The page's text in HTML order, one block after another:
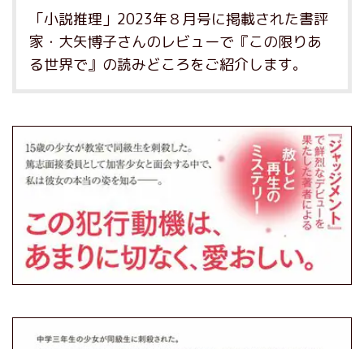
「小説推理」2023年８月号に掲載された書評
家・大矢博子さんのレビューで『この限りあ
る世界で』の読みどころをご紹介します。